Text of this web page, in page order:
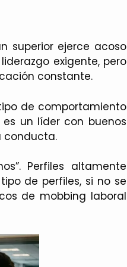
superior ejerce acoso
exigente, pero
constante.
de comportamiento
un líder con buenos
conducta.
Perfiles altamente
de perfiles, si no se
de mobbing laboral